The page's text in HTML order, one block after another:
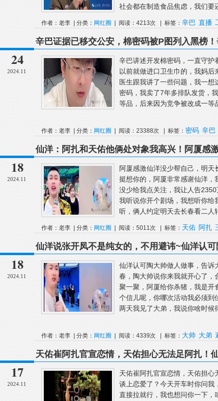
社会都在制造食品焦虑，我们
作者：老李 | 分类： 网红圈 | 阅读：4213次 | 标签： 辛巴 直播
24
2024.11
辛巴证据已移交公安，棉密码被P图列入黑榜
辛巴讲述开发棉密码，一直守护着行业底线
辛巴讲述开发棉密码，一直守
以前就做进口卫生巾的，我妈
医生跟我讲了一些问题，我一
密码，我卖了7年多排队发货，
等品，后来因为竞争被改成一
作者：老李 | 分类： 网红圈 | 阅读：23388次 | 标签： 密码 辛巴
18
2024.11
仙洋：阿扎和天佑他俩处对象我高兴！阿厦感
聚！
阿厦感激仙洋没少帮自己，
挺想你的，阿厦非常感谢仙洋
没少给我点关注，我让人告
我听说你开个剧场，我想听你
听，俩人约定明天去长春看
作者：老李 | 分类： 网红圈 | 阅读：5011次 | 标签： 天佑 阿扎
18
2024.11
仙洋说张开凤不是纯女的，不用避讳~仙洋认
感恩~
仙洋认可陶大帅做人做事，告
春，陶大帅说你来我就开心了
聚一聚，阿厦给你杀猪，我是
个信儿呢，你哪次活动我必须
两天我见了大弟，我说你啥时
作者：老李 | 分类： 网红圈 | 阅读：4339次 | 标签： 大帅 大弟
17
2024.11
天佑崔阿扎官宣恋情，天佑担心无法足阿扎！
对女人比较伤心~
天佑崔阿扎官宣恋情，天佑担
谈上恋爱了？今天开车时你问
直接拉就行，我也想问你一下